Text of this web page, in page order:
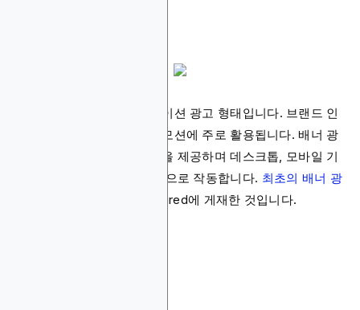
전통적인 정적 또는 애니메이션 광고 형태입니다. 브랜드 인
지도 향상과 일반적인 프로모션에 주로 활용됩니다. 배너 광
고는 향상된 브랜드 가시성을 제공하며 데스크톱, 모바일 기
기, 태블릿에서 모두 효과적으로 작동합니다. 최초의 배너 광
는 1994년 AT&T가 HotWired에 게재한 것입니다.